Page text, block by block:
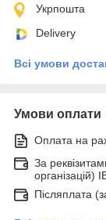
Укрпошта
Delivery
Всі умови
Умови оплати
Оплата на
За
Післяплата